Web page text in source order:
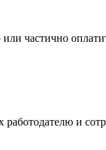
частично
и